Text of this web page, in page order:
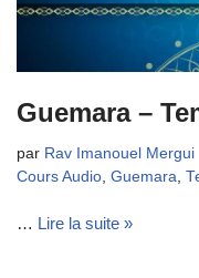
Guemara –
par Rav Imanouel Mergui
Cours Audio Guemara
… Lire la suite »